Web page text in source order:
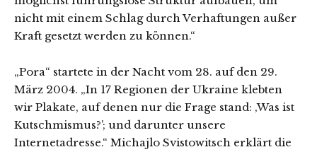
nicht mit einem Schlag durch Verhaftungen außer
Kraft gesetzt werden zu können.“
„Pora“ startete in der Nacht vom 28. auf den 29.
März 2004. „In 17 Regionen der Ukraine klebten
wir Plakate, auf denen nur die Frage stand: ‚Was ist
Kutschmismus?’; und darunter unsere
Internetadresse.“ Michajlo Svistowitsch erklärt die